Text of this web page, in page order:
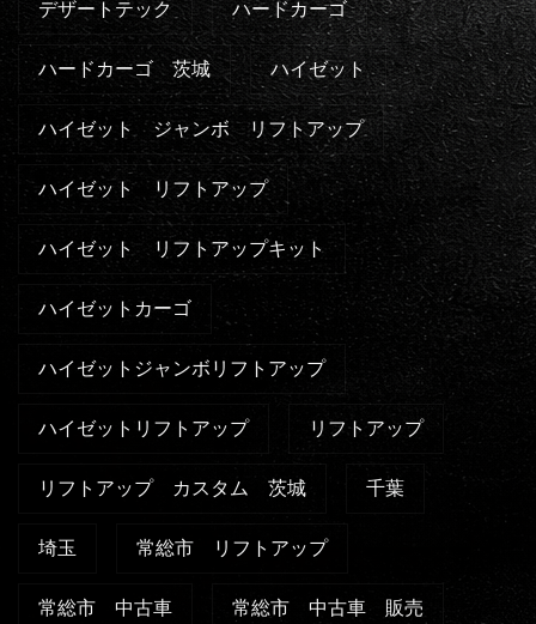
デザートテック ハードカーゴ
ハードカーゴ 茨城 ハイゼット
ハイゼット ジャンボ リフトアップ
ハイゼット リフトアップ
ハイゼット リフトアップキット
ハイゼットカーゴ
ハイゼットジャンボリフトアップ
ハイゼットリフトアップ リフトアップ
リフトアップ カスタム 茨城 千葉
埼玉 常総市 リフトアップ
常総市 中古車 常総市 中古車 販売